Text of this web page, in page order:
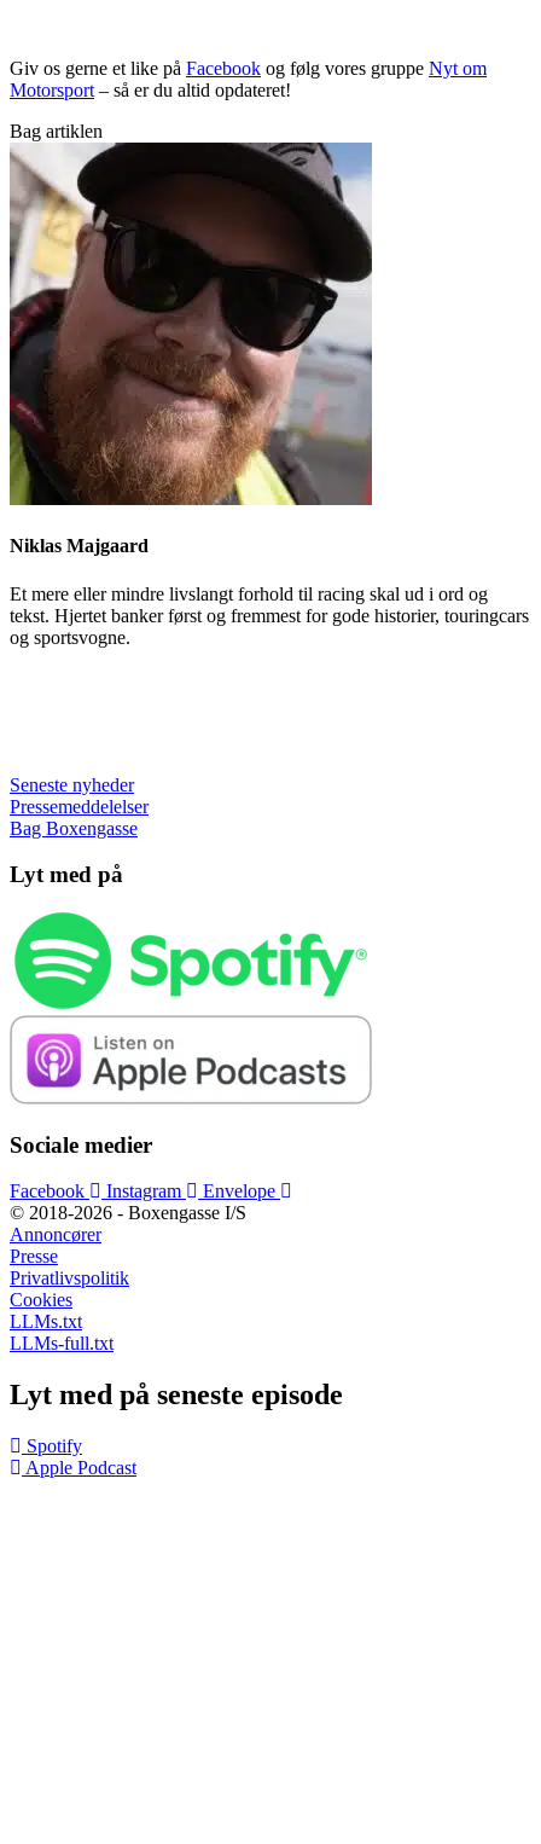
Giv os gerne et like på Facebook og følg vores gruppe Nyt om
Motorsport – så er du altid opdateret!
Bag artiklen
Niklas Majgaard
Et mere eller mindre livslangt forhold til racing skal ud i ord og
tekst. Hjertet banker først og fremmest for gode historier, touringcars
og sportsvogne.
Seneste nyheder
Pressemeddelelser
Bag Boxengasse
Lyt med på
Sociale medier
Facebook Instagram
Envelope
© 2018-2026 - Boxengasse I/S
Annoncører
Presse
Privatlivspolitik
Cookies
LLMs.txt
LLMs-full.txt
Lyt med på seneste episode
Spotify
Apple Podcast